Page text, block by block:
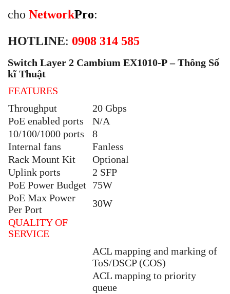
cho NetworkPro:
HOTLINE: 0908 314 585
Switch Layer 2 Cambium EX1010-P– Thông Số
kĩ Thuật
FEATURES
Throughput
20 Gbps
PoE enabled ports
N/A
10/100/1000 ports
8
Internal fans
Fanless
Rack Mount Kit
Optional
Uplink ports
2 SFP
PoE Power Budget
75W
PoE Max Power
Per Port
30W
QUALITY OF
SERVICE
ACL mapping and marking of
ToS/DSCP (COS)
ACL mapping to priority
queue